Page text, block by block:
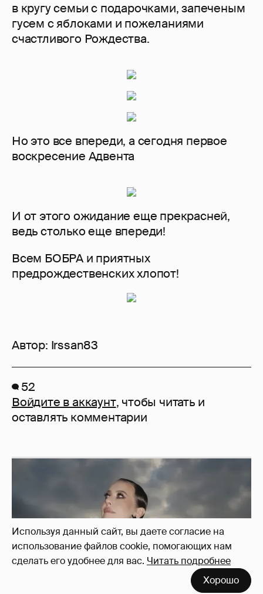
Используя данный сайт, вы даете согласие на
использование файлов cookie, помогающих нам
сделать его удобнее для вас. Читать подробнее
Хорошо
в кругу семьи с подарочками, запеченым
гусем с яблоками и пожеланиями
счастливого Рождества.
Но это все впереди, а сегодня первое
воскресение Адвента
И от этого ожидание еще прекрасней,
ведь столько еще впереди!
Всем БОБРА и приятных
предрождественских хлопот!
Автор: Irssan83
52
Войдите в аккаунт, чтобы читать и
оставлять комментарии